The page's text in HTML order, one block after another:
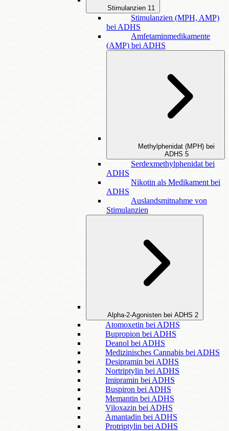
Stimulanzien 11
Stimulanzien (MPH, AMP)
bei ADHS
Amfetaminmedikamente
(AMP) bei ADHS
Methylphenidat (MPH) bei
ADHS 5
Serdexmethylphenidat bei
ADHS
Nikotin als Medikament bei
ADHS
Auslandsmitnahme von
Stimulanzien
Alpha-2-Agonisten bei ADHS 2
Atomoxetin bei ADHS
Bupropion bei ADHS
Deanol bei ADHS
Medizinisches Cannabis bei ADHS
Desipramin bei ADHS
Nortriptylin bei ADHS
Imipramin bei ADHS
Buspiron bei ADHS
Memantin bei ADHS
Viloxazin bei ADHS
Amantadin bei ADHS
Protriptylin bei ADHS